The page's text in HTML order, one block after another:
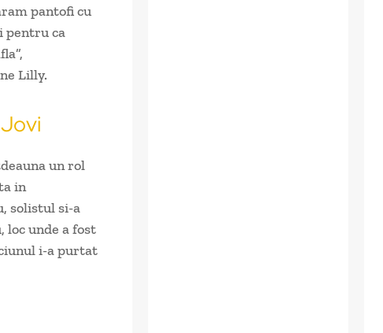
pantofi cu
pentru ca
Lilly.
un rol
in
solistul si-a
unde a fost
i-a purtat